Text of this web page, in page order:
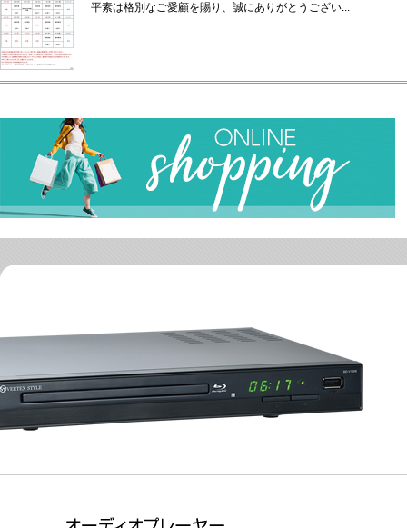
平素は格別なご愛顧を賜り、誠にありがとうござい...